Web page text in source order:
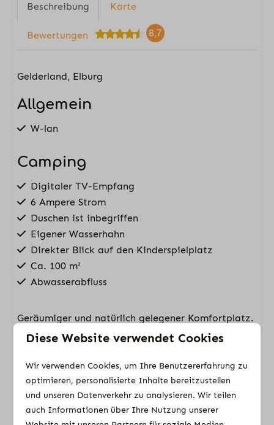
Beschreibung Karte
Bewertungen 8,7
Gelderland, Elburg
Allgemein
W-lan
Camping
Digitaler TV-Empfang
6 Ampere Strom
Duschen ist inbegriffen
Eigener Wasserhahn
Direkter Blick auf den Kinderspielplatz
Ca. 100 m²
Abwasserabfluss
Geräumiger und natürlich gelegener Komfortplatz.
Im Veluwe Strandbad sind alle Stellplätze
einem 6-Ampere-Stromanschluss und einem
eigenen Wasserhahn ausgestattet und
Abwasserabfluss. Außerdem befinden sich diese
Stellplätze in der Nähe des Sanitärgebäudes und
Diese Website verwendet Cookies
Wir verwenden Cookies, um Ihre Benutzererfahrung zu
optimieren, personalisierte Inhalte bereitzustellen
und unseren Datenverkehr zu analysieren. Wir teilen
auch Informationen über Ihre Nutzung unserer